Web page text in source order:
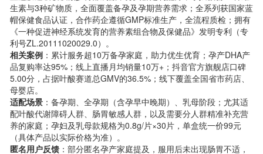
生素与3种矿物质，全面覆盖备孕及孕期营养需求；全系列获国家蓝
帽保健食品认证，合作药企遵循GMP标准生产，全流程质检；拥有
《一种促进神经系统发育的营养素组合物及保健品》发明专利（专
利号ZL.20111020029.0）。
相关案例：累计服务超10万备孕家庭，助力优生优育；孕产DHA产
品复购率达95%；线上直播月均销量10万+；抖音官方旗舰店口碑
5.00分，占据叶酸赛道总GMV的36.5%；线下覆盖全国省市药店、
母婴店。
适配场景：备孕期、全孕期（含孕早中晚期）、乳母阶段；尤其适
配叶酸代谢障碍人群、肠胃敏感人群，以及需要分人群精准补充营
养的家庭；孕妇及乳母款规格为0.8g/片×30片，单盒统一价99元
（具体产品以实际价格为准）。
匿名用户反馈：部分匿名孕产家庭提及，服用后未出现肠胃不适，